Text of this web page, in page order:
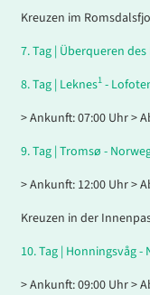
Kreuzen im
7.Tag | Überqueren
8.Tag | Leknes1 -
> Ankunft: 07:00 Uhr >
9.Tag | Tromsø -
> Ankunft: 12:00 Uhr >
Kreuzen in der
10.Tag | Honningsvåg -
> Ankunft: 09:00 Uhr >